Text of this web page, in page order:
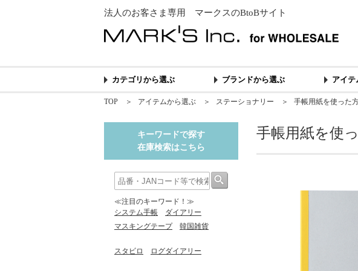
法人のお客さま専用 マークスのBtoBサイト
カテゴリから選ぶ ブランドから選ぶ アイテ
TOP ＞ アイテムから選ぶ ＞ ステーショナリー ＞ 手帳用紙を使った
手帳用紙を使
キーワードで探す
在庫検索はこちら
≪注目のキーワード！≫
システム手帳
ダイアリー
マスキングテープ
韓国雑貨
スタビロ ログダイアリー